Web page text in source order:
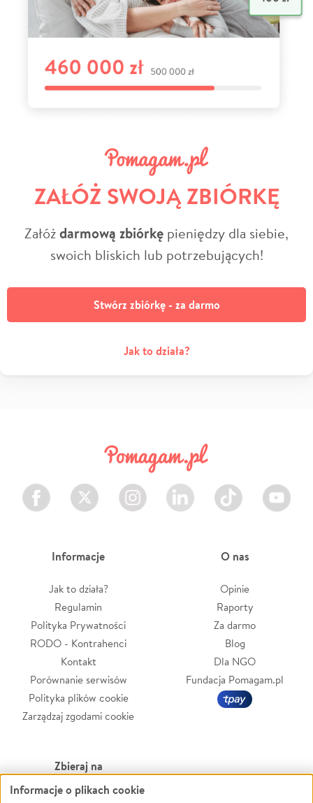
ZAŁÓŻ SWOJĄ ZBIÓRKĘ
Załóżdarmową zbiórkę pieniędzy dla siebie,
swoich bliskich lub potrzebujących!
Stwórz zbiórkę - za darmo
Jak to działa?
Facebook Twitter Instagram LinkedIn TikTok Youtube
Informacje
Jak to działa?
Regulamin
Polityka Prywatności
RODO - Kontrahenci
Kontakt
Porównanie serwisów
Polityka plików cookie
Zarządzaj zgodami cookie
O nas
Opinie
Raporty
Za darmo
Blog
Dla NGO
Fundacja Pomagam.pl
Zbieraj na
Leczenie
Informacje o plikach cookie